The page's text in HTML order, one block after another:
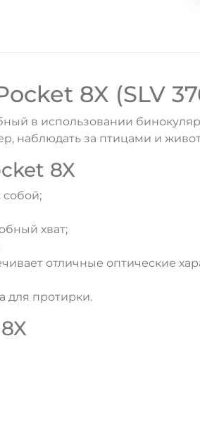
8X (SLV
в использовании
наблюдать за птицами и
8X
собой;
хват;
отличные оптические
для протирки.